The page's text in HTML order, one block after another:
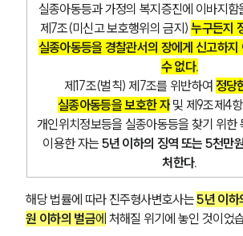
실종아동등과 가정의 복지증진에 이바지함
제7조(미신고 보호행위의 금지) 누구든지
실종아동등을 경찰관서의 장에게 신고하
수 없다.
제17조(벌칙) 제7조를 위반하여 정당
실종아동등을 보호한 자 및 제9조제4항
개인위치정보등을 실종아동등을 찾기 위한
이용한 자는 5년 이하의 징역 또는 5천만
처한다.
해당 법률에 따라 진주형사변호사는 5년 이하
원 이하의 벌금에 처해질 위기에 놓인 것이었